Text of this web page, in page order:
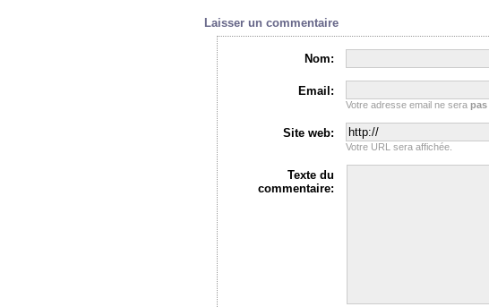
Laisser un commentaire
Nom:
Email:
Votre adresse email ne serapas
Site web:
Votre URL sera affichée.
Texte du
commentaire: